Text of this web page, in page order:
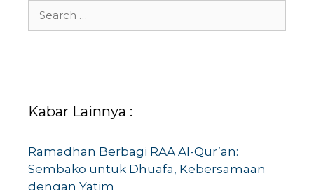
Kabar Lainnya :
Ramadhan Berbagi RAA Al-Qur’an:
Sembako untuk Dhuafa, Kebersamaan
dengan Yatim